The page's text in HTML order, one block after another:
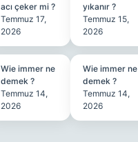
acı çeker mi ?
Temmuz 17,
2026
yıkanır ?
Temmuz 15,
2026
Wie immer ne
demek ?
Temmuz 14,
2026
Wie immer ne
demek ?
Temmuz 14,
2026